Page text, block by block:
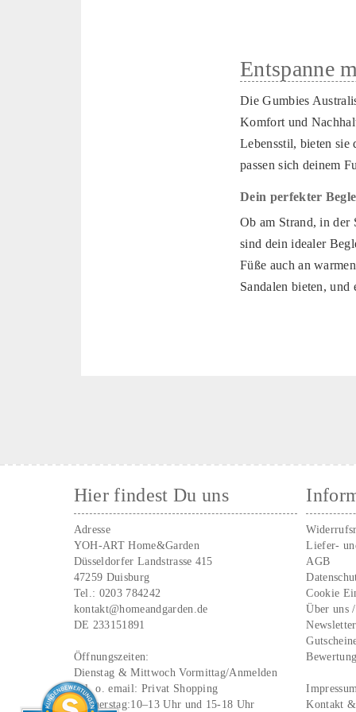
Entspanne
Die Gumbies
Komfort und
Lebensstil, bieten sie
passen sich deinem
Dein perfekter
Ob am Strand, in der
sind dein idealer
Füße auch an
Sandalen bieten,
Hier findest Du uns
Adresse
YOH-ART Home&Garden
Düsseldorfer Landstrasse 415
47259 Duisburg
Tel.: 0203 784242
kontakt@homeandgarden.de
DE 233151891
Öffnungszeiten:
Dienstag & Mittwoch Vormittag/Anmelden
Tel. o. email: Privat Shopping
Donnerstag:10–13 Uhr und 15-18 Uhr
Liefer-
AGB
Cookie
Über uns
Newsletter
Kontakt